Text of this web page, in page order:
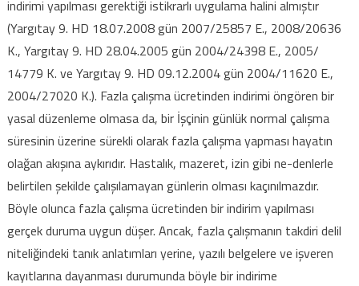
indirimi yapılması gerektiği istikrarlı uygulama halini almıştır
(Yargıtay 9. HD 18.07.2008 gün 2007/25857 E., 2008/20636
K., Yargıtay 9. HD 28.04.2005 gün 2004/24398 E., 2005/
14779 K. ve Yargıtay 9. HD 09.12.2004 gün 2004/11620 E.,
2004/27020 K.). Fazla çalışma ücretinden indirimi öngören bir
yasal düzenleme olmasa da, bir İşçinin günlük normal çalışma
süresinin üzerine sürekli olarak fazla çalışma yapması hayatın
olağan akışına aykırıdır. Hastalık, mazeret, izin gibi ne-denlerle
belirtilen şekilde çalışılamayan günlerin olması kaçınılmazdır.
Böyle olunca fazla çalışma ücretinden bir indirim yapılması
gerçek duruma uygun düşer. Ancak, fazla çalışmanın takdiri delil
niteliğindeki tanık anlatımları yerine, yazılı belgelere ve işveren
kayıtlarına dayanması durumunda böyle bir indirime